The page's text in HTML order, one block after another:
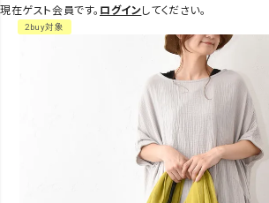
現在ゲスト会員です。 ログインしてください。
2buy対象